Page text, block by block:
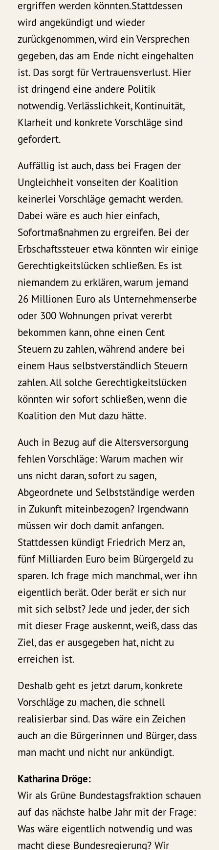
ergriffen werden könnten.Stattdessen
wird angekündigt und wieder
zurückgenommen, wird ein Versprechen
gegeben, das am Ende nicht eingehalten
ist. Das sorgt für Vertrauensverlust. Hier
ist dringend eine andere Politik
notwendig. Verlässlichkeit, Kontinuität,
Klarheit und konkrete Vorschläge sind
gefordert.
Auffällig ist auch, dass bei Fragen der
Ungleichheit vonseiten der Koalition
keinerlei Vorschläge gemacht werden.
Dabei wäre es auch hier einfach,
Sofortmaßnahmen zu ergreifen. Bei der
Erbschaftssteuer etwa könnten wir einige
Gerechtigkeitslücken schließen. Es ist
niemandem zu erklären, warum jemand
26 Millionen Euro als Unternehmenserbe
oder 300 Wohnungen privat vererbt
bekommen kann, ohne einen Cent
Steuern zu zahlen, während andere bei
einem Haus selbstverständlich Steuern
zahlen. All solche Gerechtigkeitslücken
könnten wir sofort schließen, wenn die
Koalition den Mut dazu hätte.
Auch in Bezug auf die Altersversorgung
fehlen Vorschläge: Warum machen wir
uns nicht daran, sofort zu sagen,
Abgeordnete und Selbstständige werden
in Zukunft miteinbezogen? Irgendwann
müssen wir doch damit anfangen.
Stattdessen kündigt Friedrich Merz an,
fünf Milliarden Euro beim Bürgergeld zu
sparen. Ich frage mich manchmal, wer ihn
eigentlich berät. Oder berät er sich nur
mit sich selbst? Jede und jeder, der sich
mit dieser Frage auskennt, weiß, dass das
Ziel, das er ausgegeben hat, nicht zu
erreichen ist.
Deshalb geht es jetzt darum, konkrete
Vorschläge zu machen, die schnell
realisierbar sind. Das wäre ein Zeichen
auch an die Bürgerinnen und Bürger, dass
man macht und nicht nur ankündigt.
Katharina Dröge:
Wir als Grüne Bundestagsfraktion schauen
auf das nächste halbe Jahr mit der Frage:
Was wäre eigentlich notwendig und was
macht diese Bundesregierung? Wir